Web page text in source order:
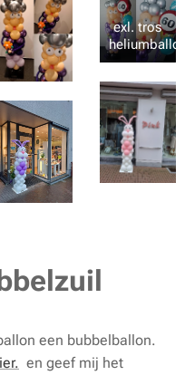
exl. tros
een bubbelballon.
en geef mij het